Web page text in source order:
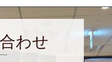
わせ